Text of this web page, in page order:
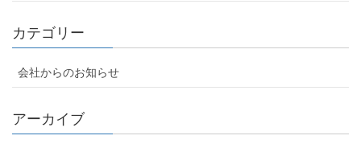
カテゴリー
会社からのお知らせ
アーカイブ